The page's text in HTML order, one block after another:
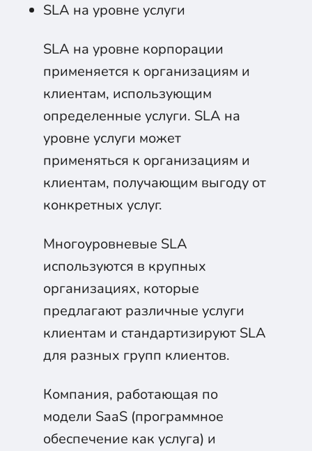
SLA на уровне услуги
SLA на уровне корпорации
применяется к организациям и
клиентам, использующим
определенные услуги. SLA на
уровне услуги может
применяться к организациям и
клиентам, получающим выгоду от
конкретных услуг.
Многоуровневые SLA
используются в крупных
организациях, которые
предлагают различные услуги
клиентам и стандартизируют SLA
для разных групп клиентов.
Компания, работающая по
модели SaaS (программное
обеспечение как услуга) и